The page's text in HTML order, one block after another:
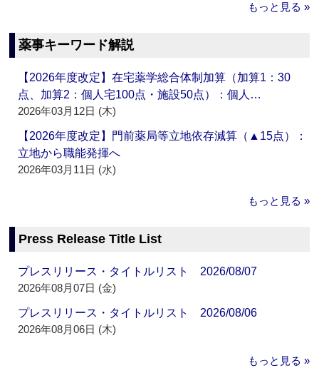
もっと見る »
薬事キーワード解説
【2026年度改定】在宅薬学総合体制加算（加算1：30
点、加算2：個人宅100点・施設50点）：個人…
2026年03月12日 (木)
【2026年度改定】門前薬局等立地依存減算（▲15点）：
立地から職能発揮へ
2026年03月11日 (水)
もっと見る »
Press Release Title List
プレスリリース・タイトルリスト 2026/08/07
2026年08月07日 (金)
プレスリリース・タイトルリスト 2026/08/06
2026年08月06日 (木)
もっと見る »